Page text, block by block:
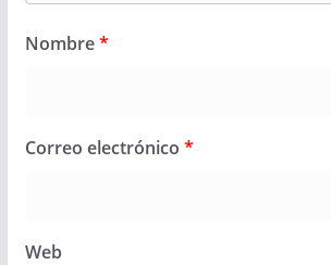
Nombre*
Correo electrónico *
Web